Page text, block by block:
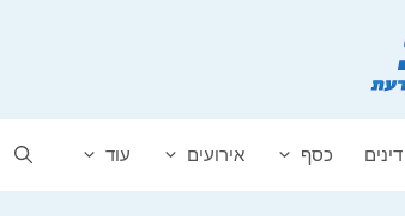
דינים כסף אירועים עוד